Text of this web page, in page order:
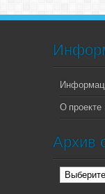
О проекте
Архив
Архив
статей